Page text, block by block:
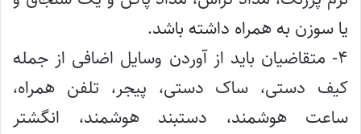
یا سوزن به همراه داشته باشد.
۴- متقاضیان باید از آوردن وسایل اضافی از جمله
کیف دستی، ساک دستی، پیجر، تلفن همراه،
ساعت هوشمند، دستبند هوشمند، انگشتر